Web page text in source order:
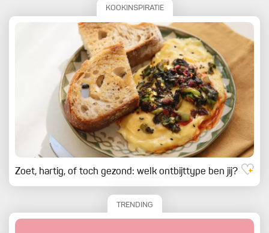
KOOKINSPIRATIE
Zoet, hartig, of toch gezond: welk ontbijttype ben jij?
TRENDING